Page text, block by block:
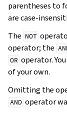
parentheses to
are case-
The NOT
operator; the
OR operator.
of your own.
Omitting the
AND operator